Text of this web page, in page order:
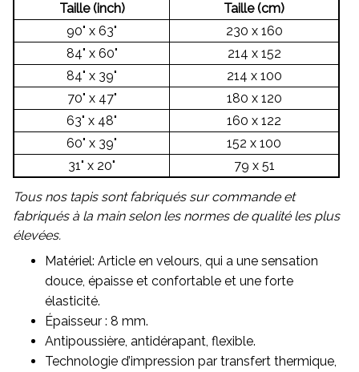
Taille (inch)
Taille (cm)
90" x 63"
230 x 160
84" x 60"
214 x 152
84" x 39"
214 x 100
70" x 47"
180 x 120
63" x 48"
160 x 122
60" x 39"
152 x 100
31" x 20"
79 x 51
Tous nos tapis sont fabriqués sur commande et
fabriqués à la main selon les normes de qualité les plus
élevées.
Matériel: Article en velours, qui a une sensation
douce, épaisse et confortable et une forte
élasticité.
Épaisseur : 8 mm.
Antipoussière, antidérapant, flexible.
Technologie d’impression par transfert thermique,